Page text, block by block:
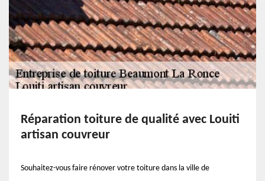
Réparation toiture de qualité avec Louiti
artisan couvreur
Souhaitez-vous faire rénover votre toiture dans la ville de